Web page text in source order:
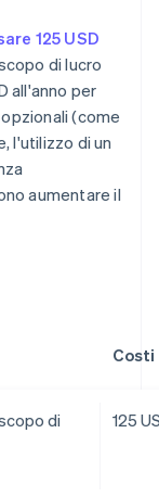
125 USD
di lucro
all'anno per
(come
l'utilizzo di un
aumentare il
Costi
di
125